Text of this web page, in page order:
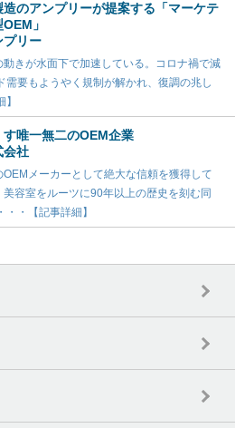
のアンプリーが提案する「マーケテ
」
プリー
動きが水面下で加速している。コロナ禍で減
要もようやく規制が解かれ、復調の兆し
唯一無二のOEM企業
会社
メーカーとして絶大な信頼を獲得して
美容室をルーツに90年以上の歴史を刻む同
・【記事詳細】